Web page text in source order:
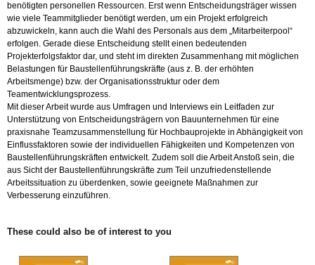
benötigten personellen Ressourcen. Erst wenn Entscheidungsträger wissen
wie viele Teammitglieder benötigt werden, um ein Projekt erfolgreich
abzuwickeln, kann auch die Wahl des Personals aus dem „Mitarbeiterpool“
erfolgen. Gerade diese Entscheidung stellt einen bedeutenden
Projekterfolgsfaktor dar, und steht im direkten Zusammenhang mit möglichen
Belastungen für Baustellenführungskräfte (aus z. B. der erhöhten
Arbeitsmenge) bzw. der Organisationsstruktur oder dem
Teamentwicklungsprozess.
Mit dieser Arbeit wurde aus Umfragen und Interviews ein Leitfaden zur
Unterstützung von Entscheidungsträgern von Bauunternehmen für eine
praxisnahe Teamzusammenstellung für Hochbauprojekte in Abhängigkeit von
Einflussfaktoren sowie der individuellen Fähigkeiten und Kompetenzen von
Baustellenführungskräften entwickelt. Zudem soll die Arbeit Anstoß sein, die
aus Sicht der Baustellenführungskräfte zum Teil unzufriedenstellende
Arbeitssituation zu überdenken, sowie geeignete Maßnahmen zur
Verbesserung einzuführen.
These could also be of interest to you